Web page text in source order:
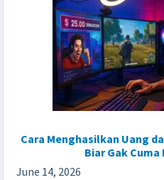
Cara Menghasilkan Uang
Biar Gak
June 14, 2026